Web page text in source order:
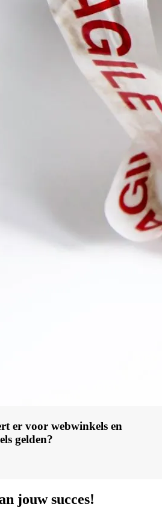
er voor webwinkels en
gelden?
jouw succes!